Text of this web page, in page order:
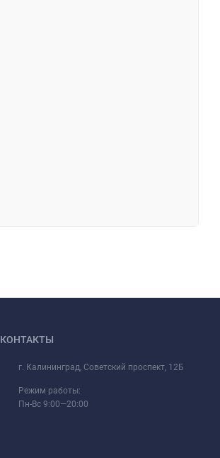
КОНТАКТЫ
г. Калининград, Советский проспект, 12Б
Режим работы:
Пн-Вс 9:00—20:00